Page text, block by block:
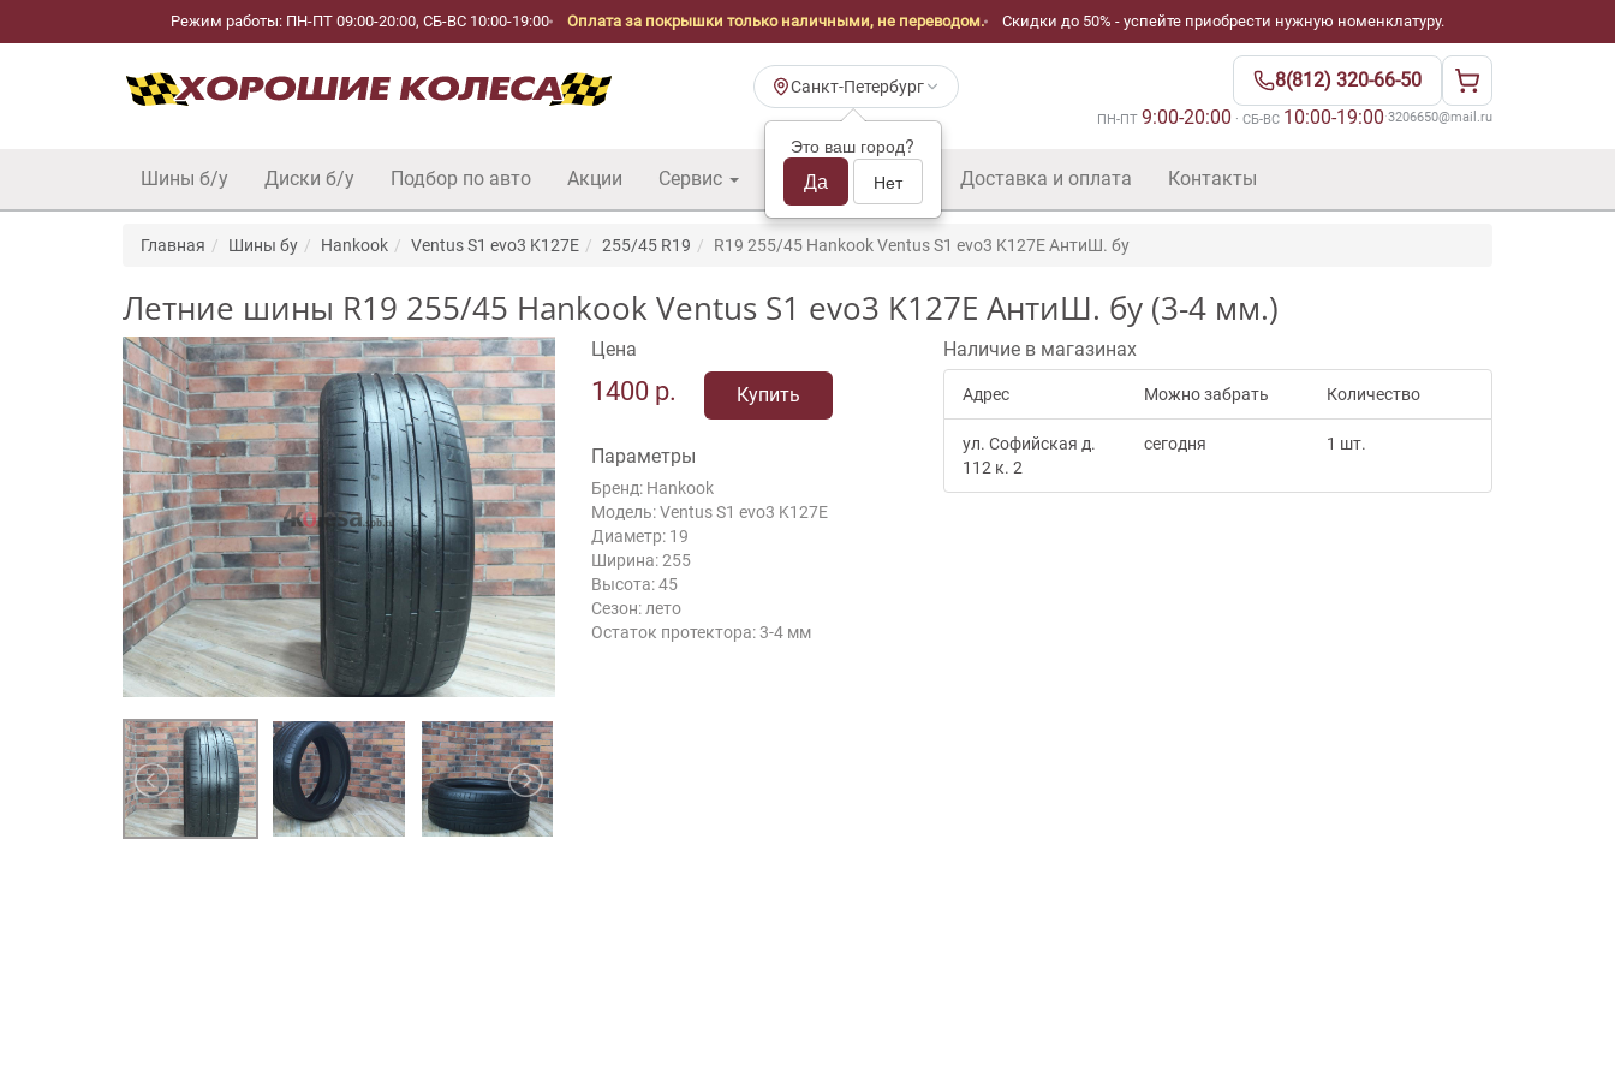
Режим работы: ПН-ПТ 09:00-20:00, СБ-ВС 10:00-19:00 Оплата за покрышки только наличными, не переводом. Скидки до 50% - успейте приобрести нужную номенклатуру.
Санкт-Петербург
Это ваш город?
Да Нет
8(812) 320-66-50
ПН-ПТ 9:00-20:00 · СБ-ВС 10:00-19:00·3206650@mail.ru
Шины б/у Диски б/у Подбор по авто Акции Сервис Шины б/у оптом Доставка и оплата Контакты
Главная Шины бу Hankook Ventus S1 evo3 K127E 255/45 R19 R19 255/45 Hankook Ventus S1 evo3 K127E АнтиШ. бу
Летние шины R19 255/45 Hankook Ventus S1 evo3 K127E АнтиШ. бу (3-4 мм.)
Цена
1400 р. Купить
Параметры
Бренд: Hankook
Модель: Ventus S1 evo3 K127E
Диаметр: 19
Ширина: 255
Высота: 45
Сезон: лето
Остаток протектора: 3-4 мм
Наличие в магазинах
Адрес Можно забрать Количество
ул. Софийская д.
112 к. 2
сегодня 1 шт.